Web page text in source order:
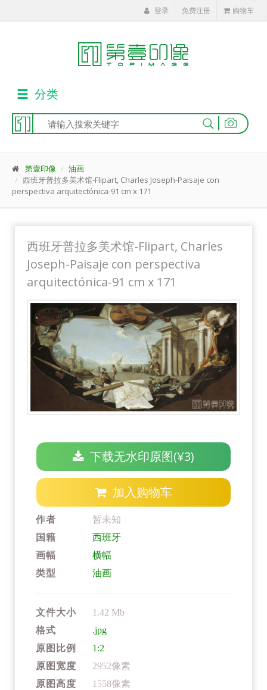
登录 免费注册 购物车
分类
|
第壹印像
油画
西班牙普拉多美术馆-Flipart, Charles Joseph-Paisaje con
perspectiva arquitectónica-91 cm x 171
西班牙普拉多美术馆-Flipart, Charles
Joseph-Paisaje con perspectiva
arquitectónica-91 cm x 171
下载无水印原图(¥3)
加入购物车
作者
暂未知
国籍
西班牙
画幅
横幅
类型
油画
文件大小
1.42 Mb
格式
.jpg
原图比例
1:2
原图宽度
2952像素
原图高度
1558像素